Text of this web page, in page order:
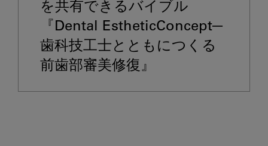
を共有できるバイブル
『Dental EstheticConcept─
歯科技工士とともにつくる
前歯部審美修復』